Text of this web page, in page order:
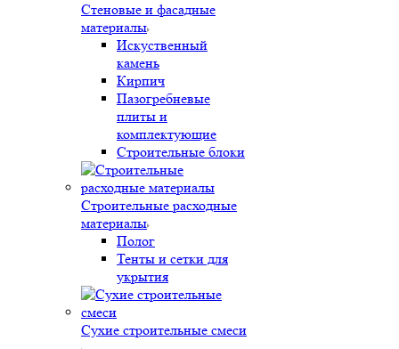
Стеновые и фасадные
материалы
Искуственный
камень
Кирпич
Пазогребневые
плиты и
комплектующие
Строительные блоки
Строительные расходные
материалы
Полог
Тенты и сетки для
укрытия
Сухие строительные смеси